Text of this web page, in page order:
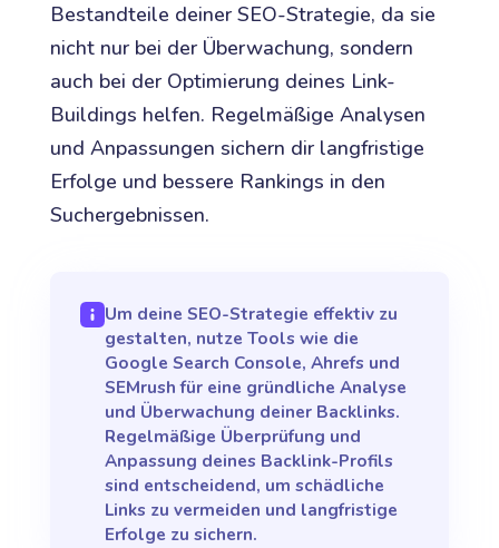
Bestandteile deiner SEO-Strategie, da sie
nicht nur bei der Überwachung, sondern
auch bei der Optimierung deines Link-
Buildings helfen. Regelmäßige Analysen
und Anpassungen sichern dir langfristige
Erfolge und bessere Rankings in den
Suchergebnissen.
Um deine SEO-Strategie effektiv zu
gestalten, nutze Tools wie die
Google Search Console, Ahrefs und
SEMrush für eine gründliche Analyse
und Überwachung deiner Backlinks.
Regelmäßige Überprüfung und
Anpassung deines Backlink-Profils
sind entscheidend, um schädliche
Links zu vermeiden und langfristige
Erfolge zu sichern.